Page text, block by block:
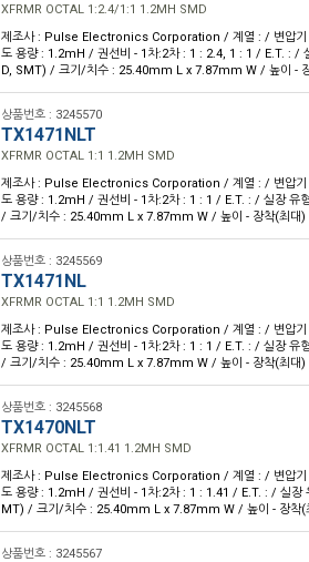
XFRMR OCTAL 1:2.4/1:1 1.2MH SMD
제조사 : Pulse Electronics Corporation / 계열 : / 변압기
도 용량 : 1.2mH / 권선비 - 1차:2차 : 1 : 2.4, 1 : 1 / E.T. : /
D, SMT) / 크기/치수 : 25.40mm L x 7.87mm W / 높이 -
상품번호 : 3245570
TX1471NLT
XFRMR OCTAL 1:1 1.2MH SMD
제조사 : Pulse Electronics Corporation / 계열 : / 변압기
도 용량 : 1.2mH / 권선비 - 1차:2차 : 1 : 1 / E.T. : / 실장 유
/ 크기/치수 : 25.40mm L x 7.87mm W / 높이 - 장착(최대
상품번호 : 3245569
TX1471NL
XFRMR OCTAL 1:1 1.2MH SMD
제조사 : Pulse Electronics Corporation / 계열 : / 변압기
도 용량 : 1.2mH / 권선비 - 1차:2차 : 1 : 1 / E.T. : / 실장 유
/ 크기/치수 : 25.40mm L x 7.87mm W / 높이 - 장착(최대
상품번호 : 3245568
TX1470NLT
XFRMR OCTAL 1:1.41 1.2MH SMD
제조사 : Pulse Electronics Corporation / 계열 : / 변압기
도 용량 : 1.2mH / 권선비 - 1차:2차 : 1 : 1.41 / E.T. : / 실장
MT) / 크기/치수 : 25.40mm L x 7.87mm W / 높이 - 장착
상품번호 : 3245567